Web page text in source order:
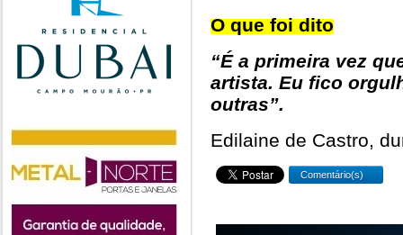
O que foi dito
“É a primeira vez
artista. Eu fico
outras”.
Edilaine de Castro,
Comentário(s)